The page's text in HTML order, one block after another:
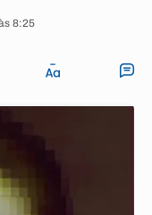
8:25